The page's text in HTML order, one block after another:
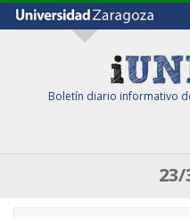
Boletín diario informativo
23/